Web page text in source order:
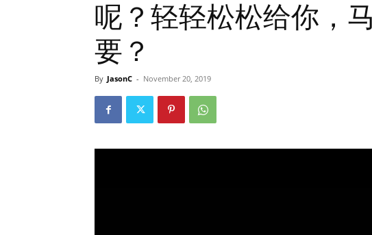
呢？轻轻松松给你，
要？
By JasonC - November 20, 2019